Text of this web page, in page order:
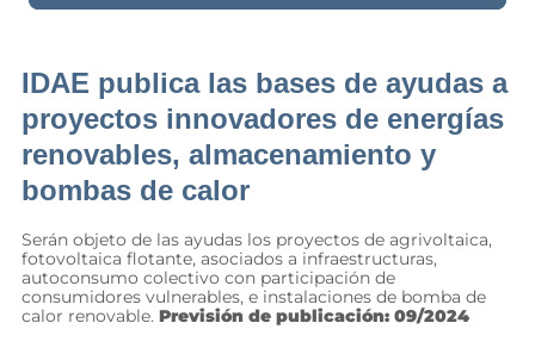
IDAE publica las bases de ayudas a
proyectos innovadores de energías
renovables, almacenamiento y
bombas de calor
Serán objeto de las ayudas los proyectos de agrivoltaica,
fotovoltaica flotante, asociados a infraestructuras,
autoconsumo colectivo con participación de
consumidores vulnerables, e instalaciones de bomba de
calor renovable. Previsión de publicación: 09/2024